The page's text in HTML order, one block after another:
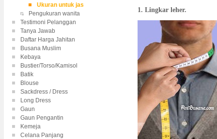
Ukuran untuk jas
Pengukuran wanita
Testimoni Pelanggan
Tanya Jawab
Daftar Harga Jahitan
Busana Muslim
Kebaya
Bustier/Torso/Kamisol
Batik
Blouse
Sackdress / Dress
Long Dress
Gaun
Gaun Pengantin
Kemeja
Celana Panjang
1. Lingkar leher.